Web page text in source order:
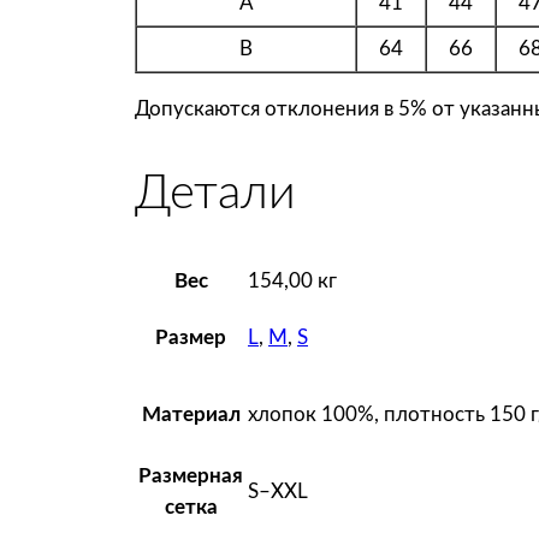
B 64 66
Допускаются отклонения в 5% от
Детали
Вес 154,00 кг
Размер L, M , S
Материал хлопок 100%, плотность 150
Размерная
сетка
S–XXL